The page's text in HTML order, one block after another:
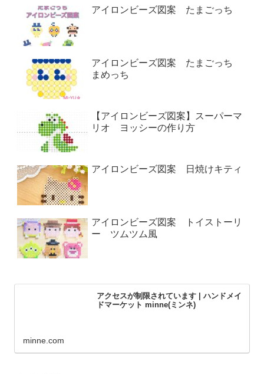
アイロンビーズ図案 たまごっち
アイロンビーズ図案 たまごっち
まめっち
【アイロンビーズ図案】スーパーマ
リオ ヨッシーの作り方
アイロンビーズ図案 日焼けキティ
アイロンビーズ図案 トイストーリ
ー ツムツム風
アクセスが制限されています | ハンドメイ
ドマーケット minne(ミンネ)
minne.com